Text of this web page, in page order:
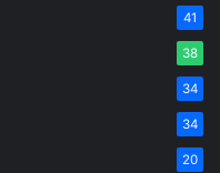
41
38
34
34
20